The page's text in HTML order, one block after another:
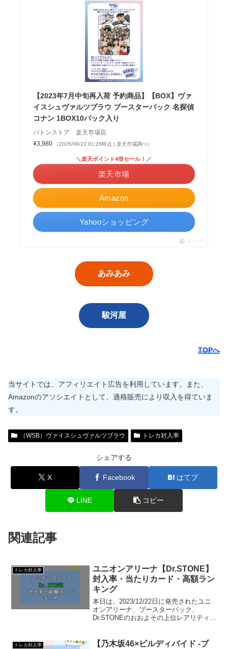
【2023年7月中旬再入荷 予約商品】【BOX】ヴァ
イスシュヴァルツブラウ ブースターパック 名探偵
コナン 1BOX10パック入り
バトンストア 楽天市場店
¥3,980
（2026/06/23 01:26時点 | 楽天市場調べ）
Amazon
＼楽天ポイント4倍セール！／
楽天市場
Yahooショッピング
ポチップ
あみあみ
駿河屋
TOPへ
当サイトでは、アフィリエイト広告を利用しています。また、
Amazonのアソシエイトとして、適格販売により収入を得ていま
す。
（WSB）ヴァイスシュヴァルツブラウ トレカ封入率
シェアする
X Facebook はてブ
LINE コピー
関連記事
トレカ封入率
ユニオンアリーナ【Dr.STONE】
封入率・当たりカード・高額ラン
キング
本日は、2023/12/22日に発売されたユニ
オンアリーナ、ブースターパック、
Dr.STONEのおおよその上位レアリティ封
トレカ封入率 【乃木坂46×ビルディバイド -ブ